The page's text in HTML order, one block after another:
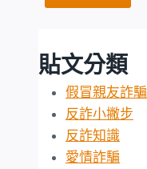
貼文分類
假冒親友詐騙
反詐小撇步
反詐知識
愛情詐騙